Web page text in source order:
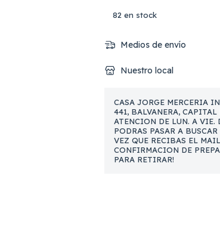
82 en stock
Medios de envío
Nuestro local
CASA JORGE MERCERIA
441, BALVANERA, CAPITAL
ATENCION DE LUN. A VIE.
PODRAS PASAR A
VEZ QUE RECIBAS EL
CONFIRMACION DE
PARA RETIRAR!